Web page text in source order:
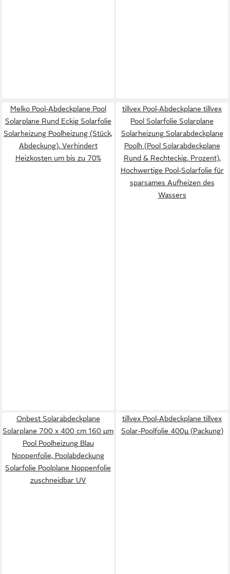
Melko Pool-Abdeckplane Pool
Solarplane Rund Eckig Solarfolie
Solarheizung Poolheizung (Stück,
Abdeckung), Verhindert
Heizkosten um bis zu 70%
tillvex Pool-Abdeckplane tillvex
Pool Solarfolie Solarplane
Solarheizung Solarabdeckplane
Poolh (Pool Solarabdeckplane
Rund & Rechteckig, Prozent),
Hochwertige Pool-Solarfolie für
sparsames Aufheizen des
Wassers
Onbest Solarabdeckplane
Solarplane 700 x 400 cm 160 µm
Pool Poolheizung Blau
Noppenfolie, Poolabdeckung
Solarfolie Poolplane Noppenfolie
zuschneidbar UV
tillvex Pool-Abdeckplane tillvex
Solar-Poolfolie 400µ (Packung)